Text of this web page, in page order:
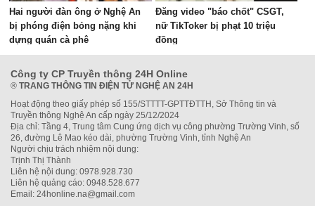
Hai người đàn ông ở Nghệ An
bị phóng điện bỏng nặng khi
dựng quán cà phê
Đăng video "báo chốt" CSGT,
nữ TikToker bị phạt 10 triệu
đồng
Công ty CP Truyền thông 24H Online
® TRANG THÔNG TIN ĐIỆN TỬ NGHỆ AN 24H
Hoạt động theo giấy phép số 155/STTTT-GPTTĐTTH, Sở Thông tin và
Truyền thông Nghệ An cấp ngày 25/12/2024
Địa chỉ: Tầng 4, Trung tâm Cung ứng dịch vụ công phường Trường Vinh, số
26, đường Lê Mao kéo dài, phường Trường Vinh, tỉnh Nghệ An
Người chịu trách nhiệm nội dung:
Trịnh Thị Thành
Liên hệ nội dung: 0978.928.730
Liên hệ quảng cáo: 0948.528.677
Email: 24honline.na@gmail.com